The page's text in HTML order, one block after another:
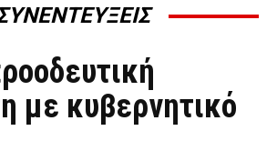
με κυβερνητικό